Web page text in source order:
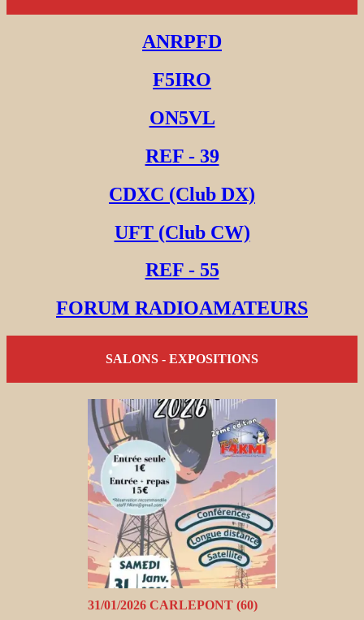
ANRPFD
F5IRO
ON5VL
REF - 39
CDXC (Club DX)
UFT (Club CW)
REF - 55
FORUM RADIOAMATEURS
SALONS - EXPOSITIONS
31/01/2026 CARLEPONT (60)